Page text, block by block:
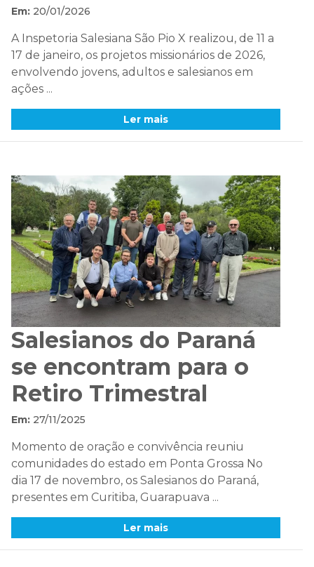
Em: 20/01/2026
A Inspetoria Salesiana São Pio X realizou, de 11 a
17 de janeiro, os projetos missionários de 2026,
envolvendo jovens, adultos e salesianos em
ações ...
Ler mais
Salesianos do Paraná
se encontram para o
Retiro Trimestral
Em: 27/11/2025
Momento de oração e convivência reuniu
comunidades do estado em Ponta Grossa No
dia 17 de novembro, os Salesianos do Paraná,
presentes em Curitiba, Guarapuava ...
Ler mais